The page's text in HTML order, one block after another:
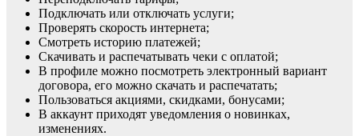
Подключать или отключать услуги;
Проверять скорость интернета;
Смотреть историю платежей;
Скачивать и распечатывать чеки с оплатой;
В профиле можно посмотреть электронный вариант
договора, его можно скачать и распечатать;
Пользоваться акциями, скидками, бонусами;
В аккаунт приходят уведомления о новинках,
изменениях.